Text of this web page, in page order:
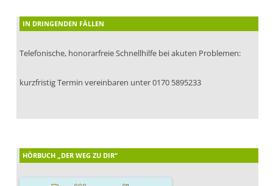
IN DRINGENDEN FÄLLEN
Telefonische, honorarfreie Schnellhilfe bei akuten Problemen:
kurzfristig Termin vereinbaren unter 0170 5895233
HÖRBUCH „DER WEG ZU DIR“